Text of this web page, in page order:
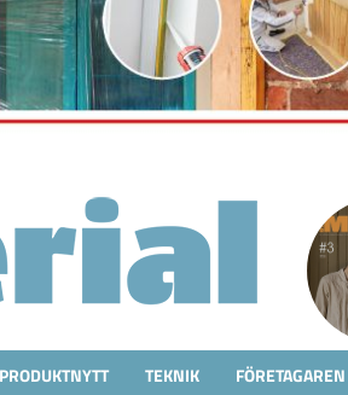
PRODUKTNYTT TEKNIK FÖRETAGAREN